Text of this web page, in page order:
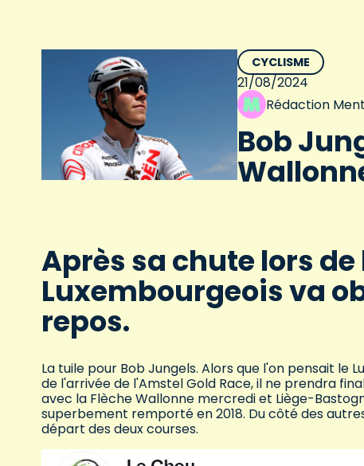
CYCLISME
21/08/2024
Rédaction
Bob
Après sa chute lors
Luxembourgeois va
repos.
La tuile pour Bob Jungels. Alors que l'on pensait le
de l'arrivée de l'Amstel Gold Race, il ne prendra
avec la Flèche Wallonne mercredi et Liège-
superbement remporté en 2018. Du côté des
départ des deux courses.